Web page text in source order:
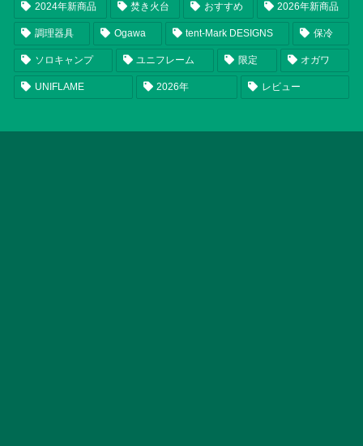
2024年新商品 焚き火台 おすすめ 2026年新商品
調理器具 Ogawa tent-Mark DESIGNS 保冷
ソロキャンプ ユニフレーム 限定 オガワ
UNIFLAME 2026年 レビュー